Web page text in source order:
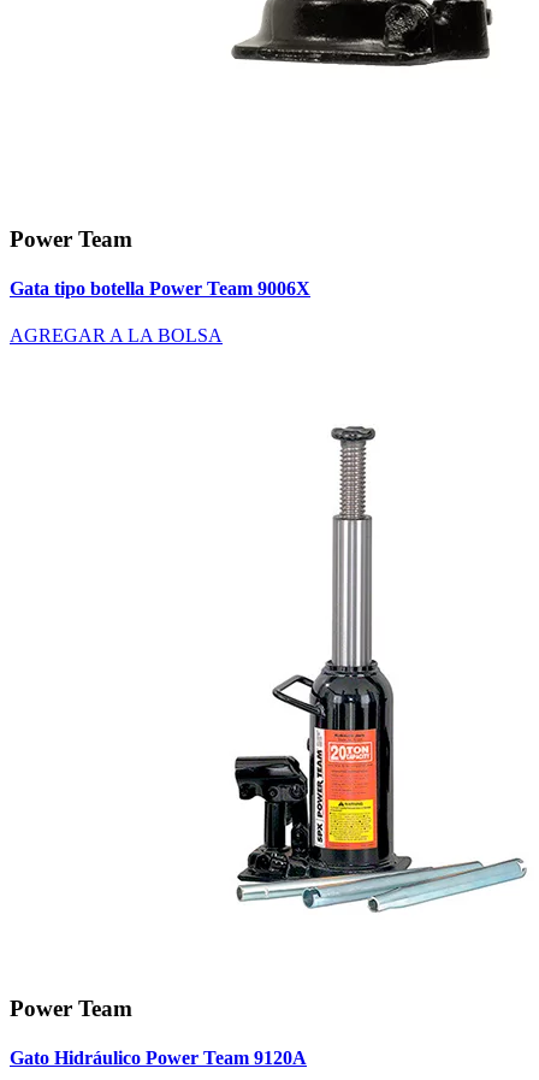
Power Team
Gata tipo botella Power Team 9006X
AGREGAR A LA BOLSA
Power Team
Gato Hidráulico Power Team 9120A